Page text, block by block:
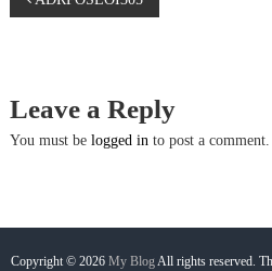
s
t
a
Leave a Reply
You must be logged into post a comment.
Copyright © 2026 My BlogAll rights reserved.